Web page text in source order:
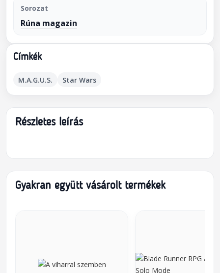
Sorozat
Rúna magazin
Címkék
M.A.G.U.S. Star Wars
Részletes leírás
Gyakran együtt vásárolt termékek